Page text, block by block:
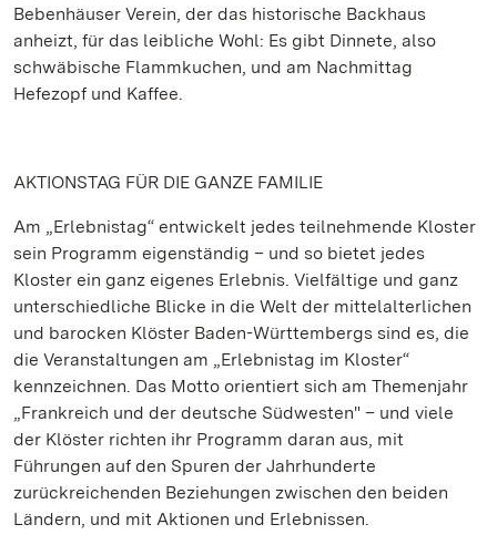
Bebenhäuser Verein, der das historische Backhaus
anheizt, für das leibliche Wohl: Es gibt Dinnete, also
schwäbische Flammkuchen, und am Nachmittag
Hefezopf und Kaffee.
AKTIONSTAG FÜR DIE GANZE FAMILIE
Am „Erlebnistag“ entwickelt jedes teilnehmende Kloster
sein Programm eigenständig – und so bietet jedes
Kloster ein ganz eigenes Erlebnis. Vielfältige und ganz
unterschiedliche Blicke in die Welt der mittelalterlichen
und barocken Klöster Baden-Württembergs sind es, die
die Veranstaltungen am „Erlebnistag im Kloster“
kennzeichnen. Das Motto orientiert sich am Themenjahr
„Frankreich und der deutsche Südwesten" – und viele
der Klöster richten ihr Programm daran aus, mit
Führungen auf den Spuren der Jahrhunderte
zurückreichenden Beziehungen zwischen den beiden
Ländern, und mit Aktionen und Erlebnissen.